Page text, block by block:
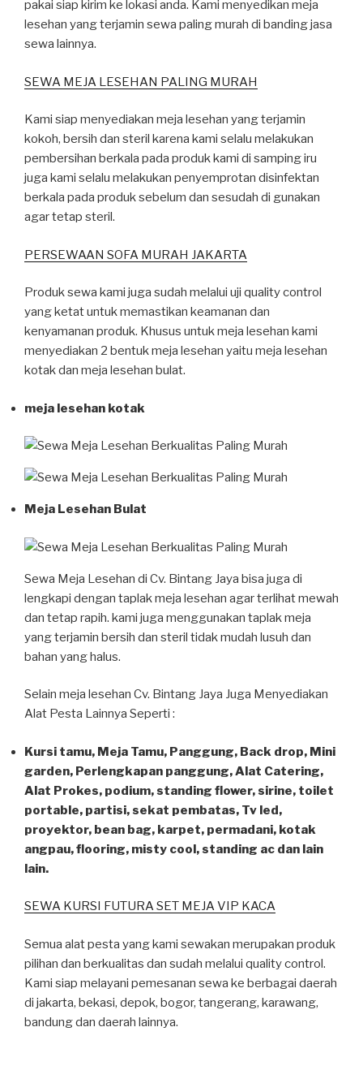
pakai siap kirim ke lokasi anda. Kami menyedikan meja
lesehan yang terjamin sewa paling murah di banding jasa
sewa lainnya.
SEWA MEJA LESEHAN PALING MURAH
Kami siap menyediakan meja lesehan yang terjamin
kokoh, bersih dan steril karena kami selalu melakukan
pembersihan berkala pada produk kami di samping iru
juga kami selalu melakukan penyemprotan disinfektan
berkala pada produk sebelum dan sesudah di gunakan
agar tetap steril.
PERSEWAAN SOFA MURAH JAKARTA
Produk sewa kami juga sudah melalui uji quality control
yang ketat untuk memastikan keamanan dan
kenyamanan produk. Khusus untuk meja lesehan kami
menyediakan 2 bentuk meja lesehan yaitu meja lesehan
kotak dan meja lesehan bulat.
meja lesehan kotak
Meja Lesehan Bulat
Sewa Meja Lesehan di Cv. Bintang Jaya bisa juga di
lengkapi dengan taplak meja lesehan agar terlihat mewah
dan tetap rapih. kami juga menggunakan taplak meja
yang terjamin bersih dan steril tidak mudah lusuh dan
bahan yang halus.
Selain meja lesehan Cv. Bintang Jaya Juga Menyediakan
Alat Pesta Lainnya Seperti :
Kursi tamu, Meja Tamu, Panggung, Back drop, Mini
garden, Perlengkapan panggung, Alat Catering,
Alat Prokes, podium, standing flower, sirine, toilet
portable, partisi, sekat pembatas, Tv led,
proyektor, bean bag, karpet, permadani, kotak
angpau, flooring, misty cool, standing ac dan lain
lain.
SEWA KURSI FUTURA SET MEJA VIP KACA
Semua alat pesta yang kami sewakan merupakan produk
pilihan dan berkualitas dan sudah melalui quality control.
Kami siap melayani pemesanan sewa ke berbagai daerah
di jakarta, bekasi, depok, bogor, tangerang, karawang,
bandung dan daerah lainnya.